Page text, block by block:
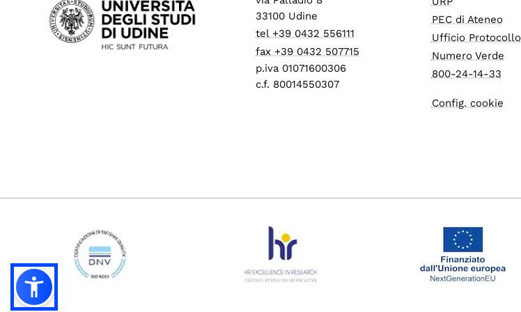
33100 Udine
tel +39 0432 556111
fax +39 0432 507715
p.iva 01071600306
c.f. 80014550307
PEC di Ateneo
Ufficio Protocollo
Numero Verde
800-24-14-33
Config. cookie